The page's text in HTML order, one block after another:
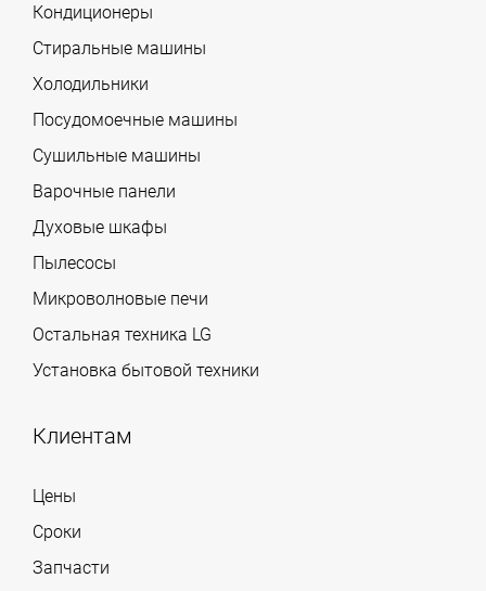
Кондиционеры
Стиральные машины
Холодильники
Посудомоечные машины
Сушильные машины
Варочные панели
Духовые шкафы
Пылесосы
Микроволновые печи
Остальная техника LG
Установка бытовой техники
Клиентам
Цены
Сроки
Запчасти